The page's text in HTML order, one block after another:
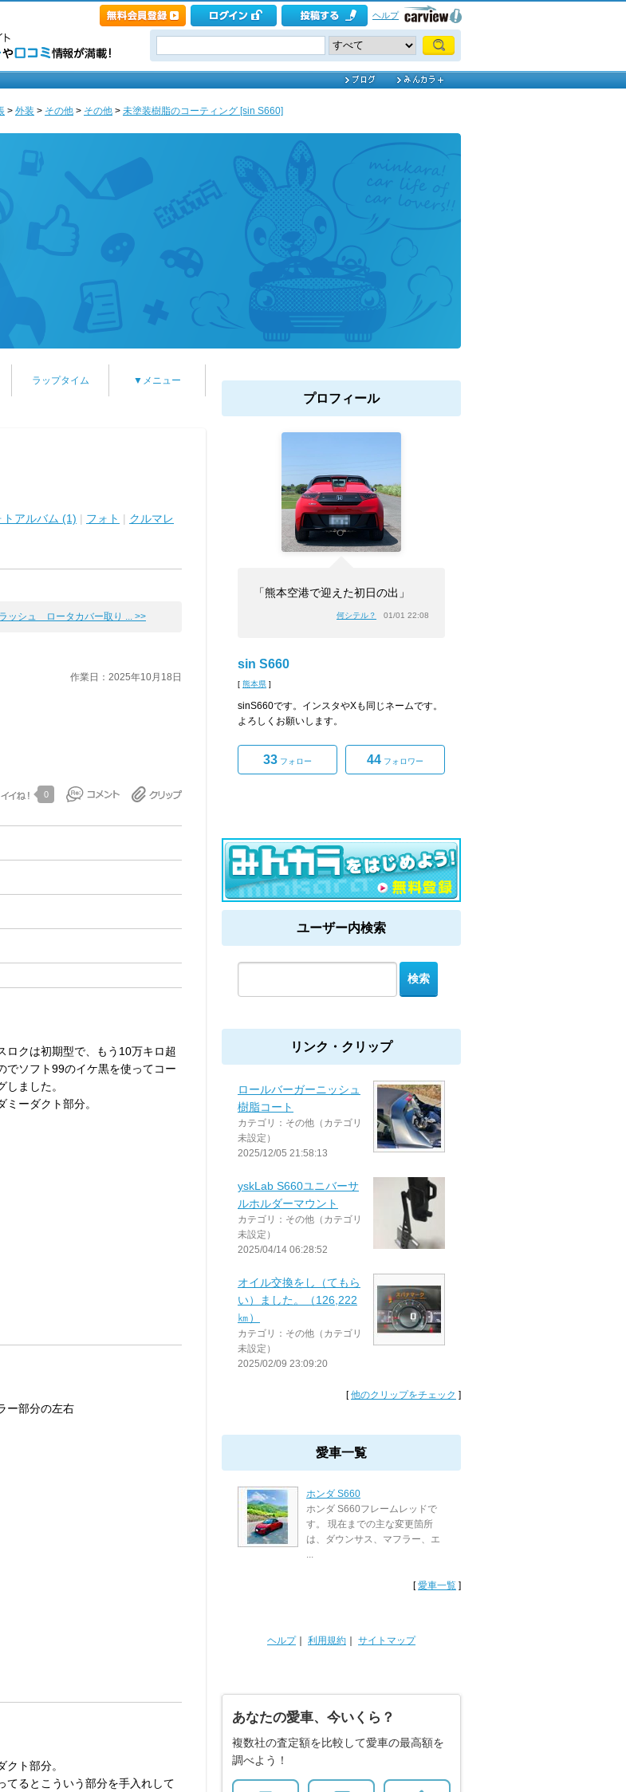
ヘルプ
> 外装 > その他 > その他 > 未塗装樹脂のコーティング [sin S660]
ラップタイム ▼メニュー
トアルバム (1) | フォト | クルマレ
ッシュ ロータカバー取り ... >>
作業日：2025年10月18日
0
ロクは初期型で、もう10万キロ超
でソフト99のイケ黒を使ってコー
しました。
ミーダクト部分。
ー部分の左右
クト部分。
てるとこういう部分を手入れして
プロフィール
「熊本空港で迎えた初日の出」
何シテル？ 01/01 22:08
sin S660
[ 熊本県 ]
sinS660です。インスタやXも同じネームです。
よろしくお願いします。
33 フォロー 44 フォロワー
ユーザー内検索
リンク・クリップ
ロールバーガーニッシュ
樹脂コート
カテゴリ：その他（カテゴリ
未設定）
2025/12/05 21:58:13
yskLab S660ユニバーサ
ルホルダーマウント
カテゴリ：その他（カテゴリ
未設定）
2025/04/14 06:28:52
オイル交換をし（てもら
い）ました。（126,222
㎞）
カテゴリ：その他（カテゴリ
未設定）
2025/02/09 23:09:20
[他のクリップをチェック ]
愛車一覧
ホンダ S660
ホンダ S660フレームレッドで
す。 現在までの主な変更箇所
は、ダウンサス、マフラー、エ
...
[愛車一覧 ]
ヘルプ｜ 利用規約 サイトマップ
あなたの愛車、今いくら？
複数社の査定額を比較して愛車の最高額を
調べよう！